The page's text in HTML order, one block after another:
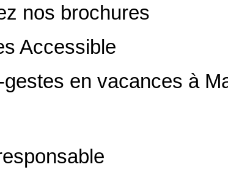
nos brochures
Accessible
en vacances à